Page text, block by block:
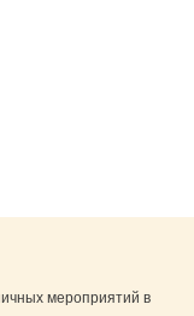
мероприятий в